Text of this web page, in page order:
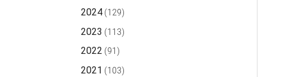
2024 (129)
2023 (113)
2022 (91)
2021 (103)